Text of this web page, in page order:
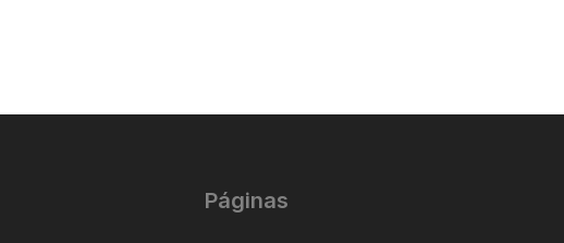
Páginas